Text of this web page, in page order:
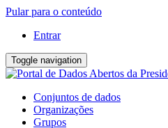
Pular para o conteúdo
Entrar
Toggle navigation
Conjuntos de dados
Organizações
Grupos